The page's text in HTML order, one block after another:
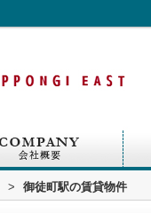
> 御徒町駅の賃貸物件